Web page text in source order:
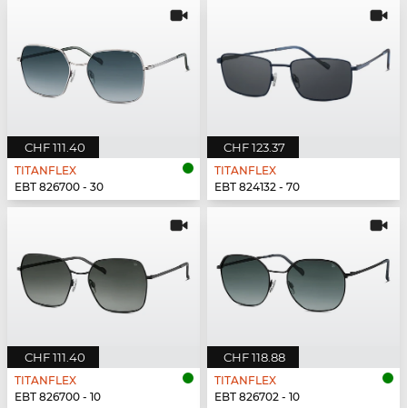
CHF 111.40
TITANFLEX
EBT 826700 - 30
CHF 123.37
TITANFLEX
EBT 824132 - 70
CHF 111.40
TITANFLEX
EBT 826700 - 10
CHF 118.88
TITANFLEX
EBT 826702 - 10